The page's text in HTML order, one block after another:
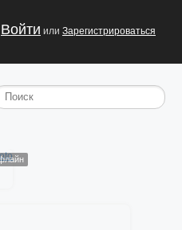
Войти или Зарегистрироваться